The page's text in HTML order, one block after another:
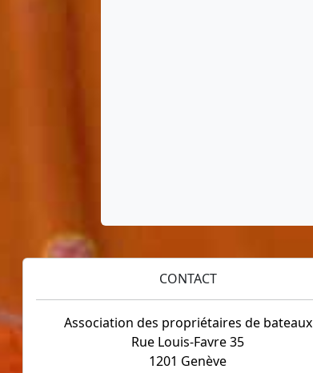
CONTACT
Association des propriétaires de bateaux
Rue Louis-Favre 35
1201 Genève